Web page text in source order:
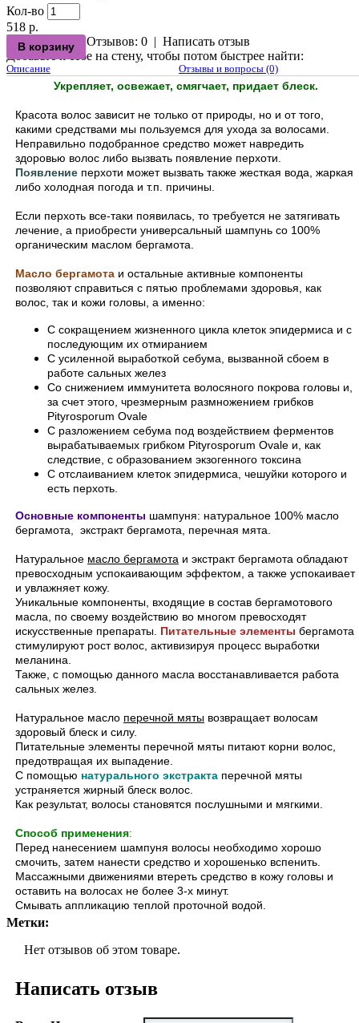
Кол-во
518 р.
Отзывов: 0 | Написать отзыв
Добавьте к себе на стену, чтобы потом быстрее найти:
Описание Отзывы и вопросы (0)
Укрепляет, освежает, смягчает, придает блеск.
Красота волос зависит не только от природы, но и от того,
какими средствами мы пользуемся для ухода за волосами.
Неправильно подобранное средство может навредить
здоровью волос либо вызвать появление перхоти.
Появление перхоти может вызвать также жесткая вода, жаркая
либо холодная погода и т.п. причины.
Если перхоть все-таки появилась, то требуется не затягивать
лечение, а приобрести универсальный шампунь со 100%
органическим маслом бергамота.
Масло бергамота и остальные активные компоненты
позволяют справиться с пятью проблемами здоровья, как
волос, так и кожи головы, а именно:
С сокращением жизненного цикла клеток эпидермиса и с
последующим их отмиранием
С усиленной выработкой себума, вызванной сбоем в
работе сальных желез
Со снижением иммунитета волосяного покрова головы и,
за счет этого, чрезмерным размножением грибков
Pityrosporum Ovale
С разложением себума под воздействием ферментов
вырабатываемых грибком Pityrosporum Ovale и, как
следствие, с образованием экзогенного токсина
С отслаиванием клеток эпидермиса, чешуйки которого и
есть перхоть.
Основные компоненты шампуня: натуральное 100% масло
бергамота, экстракт бергамота, перечная мята.
Натуральное масло бергамота и экстракт бергамота обладают
превосходным успокаивающим эффектом, а также успокаивает
и увлажняет кожу.
Уникальные компоненты, входящие в состав бергамотового
масла, по своему воздействию во многом превосходят
искусственные препараты. Питательные элементы бергамота
стимулируют рост волос, активизируя процесс выработки
меланина.
Также, с помощью данного масла восстанавливается работа
сальных желез.
Натуральное масло перечной мяты возвращает волосам
здоровый блеск и силу.
Питательные элементы перечной мяты питают корни волос,
предотвращая их выпадение.
С помощью натурального экстракта перечной мяты
устраняется жирный блеск волос.
Как результат, волосы становятся послушными и мягкими.
Способ применения:
Перед нанесением шампуня волосы необходимо хорошо
смочить, затем нанести средство и хорошенько вспенить.
Массажными движениями втереть средство в кожу головы и
оставить на волосах не более 3-х минут.
Смывать аппликацию теплой проточной водой.
Метки:
Нет отзывов об этом товаре.
Написать отзыв